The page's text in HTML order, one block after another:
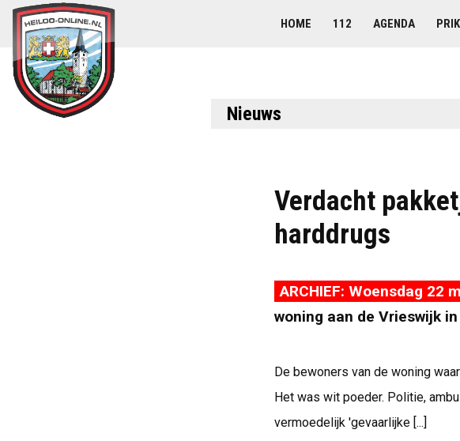
HOME 112 AGENDA
Nieuws
Verdacht
harddrugs
ARCHIEF: Woensdag 22
woning aan de Vrieswijk
De bewoners van de woning
Het was wit poeder. Politie,
vermoedelijk 'gevaarlijke [...]